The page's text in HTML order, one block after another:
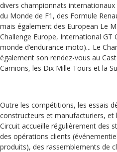
divers championnats
du Monde de F1, des Formule
mais également des European Le
Challenge Europe, International GT
monde d’endurance moto)... Le
également son rendez-vous au
Camions, les Dix Mille Tours et la
Outre les compétitions, les essais
constructeurs et manufacturiers, et
Circuit accueille régulièrement des
des opérations clients
produits), des rassemblements de